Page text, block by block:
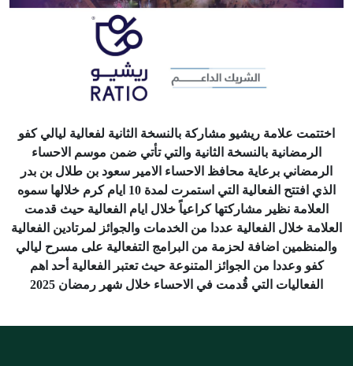
اختتمت علامة ريشيو مشاركة بالنسخة الثانية لفعالية ليالي كفو
الرمضانية بالنسخة الثانية والتي تأتي ضمن موسم الاحساء
الرمضاني برعاية محافظ الاحساء الامير سعود بن طلال بن بدر
الذي افتتح الفعالية التي استمرت لمدة 10 ايام كرم خلالها سموه
العلامة نظير مشاركتها كراعياً خلال ايام الفعالية حيث قدمت
العلامة خلال الفعالية عددا من الخدمات والجوائز لمرتادين الفعالية
والمنظمين اضافة لحزمة من البرامج التفعالية على مسرح ليالي
كفو وعددا من الجوائز المتنوعة حيث تعتبر الفعالية أحد اهم
الفعاليات التي قُدمت في الاحساء خلال شهر رمضان 2025